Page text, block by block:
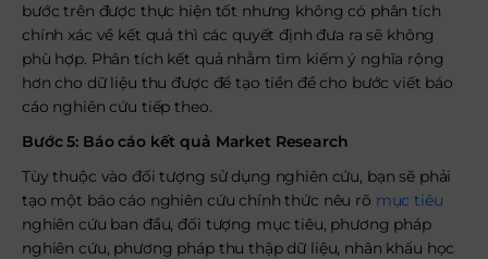
bước trên được thực hiện tốt nhưng không có phân tích
chính xác về kết quả thì các quyết định đưa ra sẽ không
phù hợp. Phân tích kết quả nhằm tìm kiếm ý nghĩa rộng
hơn cho dữ liệu thu được để tạo tiền đề cho bước viết báo
cáo nghiên cứu tiếp theo.
Bước 5: Báo cáo kết quả Market Research
Tùy thuộc vào đối tượng sử dụng nghiên cứu, bạn sẽ phải
tạo một báo cáo nghiên cứu chính thức nêu rõ mục tiêu
nghiên cứu ban đầu, đối tượng mục tiêu, phương pháp
nghiên cứu, phương pháp thu thập dữ liệu, nhân khẩu học